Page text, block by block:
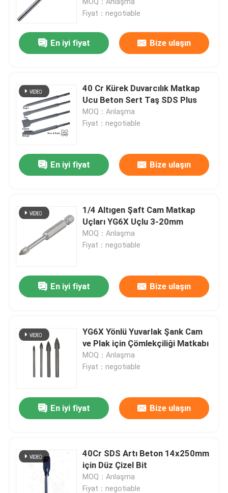
Ürün:% s
Hakkımızda
Fabrika turu
Bizimle iletişime geçin
Bir teklif isteği
HSS Matkap Uçları
Duvarcılık Matkap Ucu
MOQ：Anlaşma
Fiyat：negotiable
En iyi fiyat Bize ulaşın
40 Cr Kürek Duvarcılık Matkap
Ucu Beton Sert Taş SDS Plus
MOQ：Anlaşma
Fiyat：negotiable
En iyi fiyat Bize ulaşın
1/4 Altıgen Şaft Cam Matkap
Uçları YG6X Uçlu 3-20mm
MOQ：Anlaşma
Fiyat：negotiable
En iyi fiyat Bize ulaşın
YG6X Yönlü Yuvarlak Şank Cam
ve Plak için Çömlekçiliği Matkabı
MOQ：Anlaşma
Fiyat：negotiable
En iyi fiyat Bize ulaşın
40Cr SDS Artı Beton 14x250mm
için Düz Çizel Bit
MOQ：Anlaşma
Fiyat：negotiable